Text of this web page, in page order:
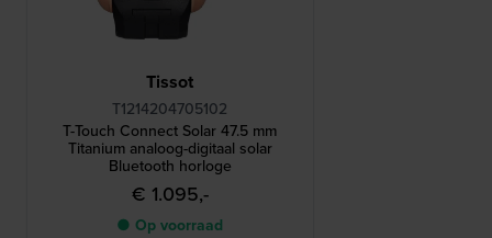
Tissot
T1214204705102
T-Touch Connect Solar 47.5 mm
Titanium analoog-digitaal solar
Bluetooth horloge
€ 1.095,-
● Op voorraad